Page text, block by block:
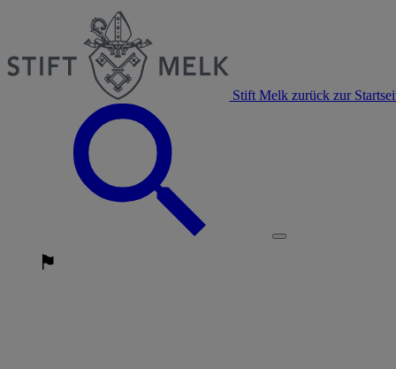
Stift Melk zurück zur